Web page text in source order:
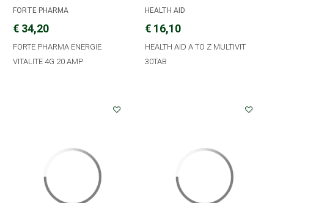
FORTE PHARMA
€ 34,20
FORTE PHARMA ENERGIE
VITALITE 4G 20 AMP
HEALTH AID
€ 16,10
HEALTH AID A TO Z MULTIVIT
30TAB